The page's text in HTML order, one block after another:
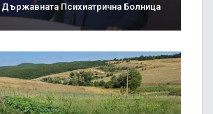
Държавната Психиатрична Болница